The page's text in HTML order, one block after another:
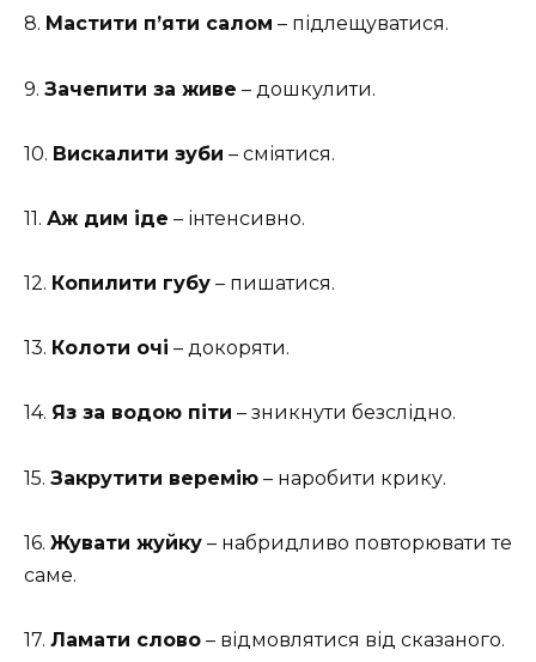
8. Мастити п’яти салом – підлещуватися.
9. Зачепити за живе – дошкулити.
10. Вискалити зуби – сміятися.
11. Аж дим іде – інтенсивно.
12. Копилити губу – пишатися.
13. Колоти очі – докоряти.
14. Яз за водою піти – зникнути безслідно.
15. Закрутити веремію – наробити крику.
16. Жувати жуйку – набридливо повторювати те
саме.
17. Ламати слово – відмовлятися від сказаного.